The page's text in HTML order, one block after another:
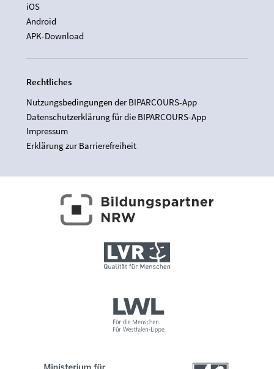
iOS
Android
APK-Download
Rechtliches
Nutzungsbedingungen der BIPARCOURS-App
Datenschutzerklärung für die BIPARCOURS-App
Impressum
Erklärung zur Barrierefreiheit